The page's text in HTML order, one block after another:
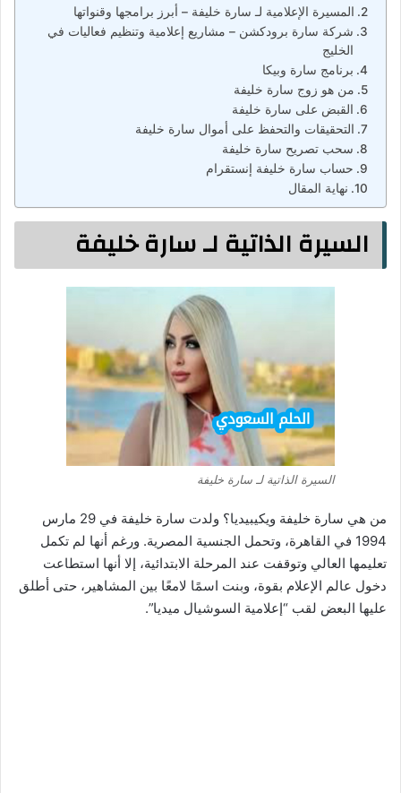
المسيرة الإعلامية لـ سارة خليفة – أبرز برامجها وقنواتها
شركة سارة برودكشن – مشاريع إعلامية وتنظيم فعاليات في
الخليج
برنامج سارة وبيكا
من هو زوج سارة خليفة
القبض على سارة خليفة
التحقيقات والتحفظ على أموال سارة خليفة
سحب تصريح سارة خليفة
حساب سارة خليفة إنستقرام
نهاية المقال
السيرة الذاتية لـ سارة خليفة
السيرة الذاتية لـ سارة خليفة
من هي سارة خليفة ويكيبيديا؟ ولدت سارة خليفة في 29 مارس
1994 في القاهرة، وتحمل الجنسية المصرية. ورغم أنها لم تكمل
تعليمها العالي وتوقفت عند المرحلة الابتدائية، إلا أنها استطاعت
دخول عالم الإعلام بقوة، وبنت اسمًا لامعًا بين المشاهير، حتى أطلق
عليها البعض لقب “إعلامية السوشيال ميديا”.